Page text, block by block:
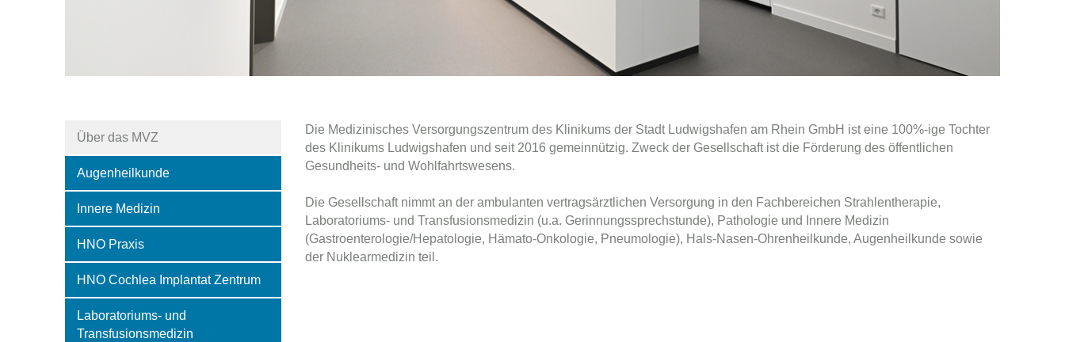
Über das MVZ
Augenheilkunde
Innere Medizin
HNO Praxis
HNO Cochlea Implantat Zentrum
Laboratoriums- und
Transfusionsmedizin
Die Medizinisches Versorgungszentrum des Klinikums der Stadt Ludwigshafen am Rhein GmbH ist eine 100%-ige Tochter
des Klinikums Ludwigshafen und seit 2016 gemeinnützig. Zweck der Gesellschaft ist die Förderung des öffentlichen
Gesundheits- und Wohlfahrtswesens.
Die Gesellschaft nimmt an der ambulanten vertragsärztlichen Versorgung in den Fachbereichen Strahlentherapie,
Laboratoriums- und Transfusionsmedizin (u.a. Gerinnungssprechstunde), Pathologie und Innere Medizin
(Gastroenterologie/Hepatologie, Hämato-Onkologie, Pneumologie), Hals-Nasen-Ohrenheilkunde, Augenheilkunde sowie
der Nuklearmedizin teil.